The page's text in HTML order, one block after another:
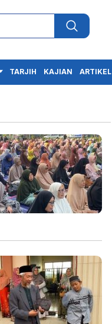
TARJIH KAJIAN ARTIKEL